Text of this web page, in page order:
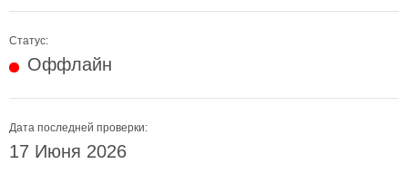
Статус:
Оффлайн
Дата последней проверки:
17 Июня 2026